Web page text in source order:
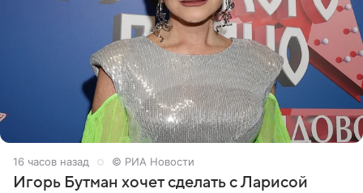
16 часов назад © РИА Новости
Игорь Бутман хочет сделать с Ларисой